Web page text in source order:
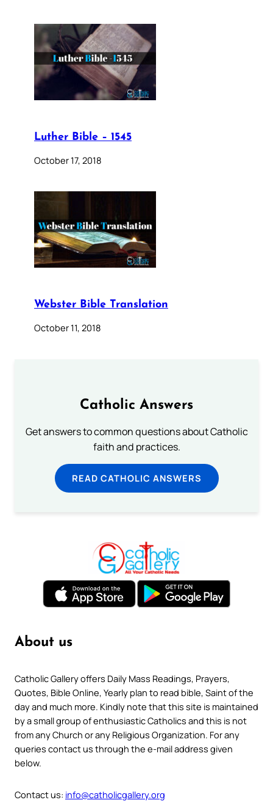
Luther Bible – 1545
October 17, 2018
Webster Bible Translation
October 11, 2018
Catholic Answers
Get answers to common questions about Catholic
faith and practices.
READ CATHOLIC ANSWERS
About us
Catholic Gallery offers Daily Mass Readings, Prayers,
Quotes, Bible Online, Yearly plan to read bible, Saint of the
day and much more. Kindly note that this site is maintained
by a small group of enthusiastic Catholics and this is not
from any Church or any Religious Organization. For any
queries contact us through the e-mail address given
below.
Contact us: info@catholicgallery.org